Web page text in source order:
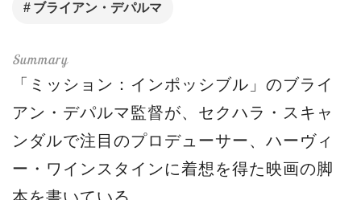
ブライアン・デパルマ
「ミッション：インポッシブル」のブライ
アン・デパルマ監督が、セクハラ・スキャ
ンダルで注目のプロデューサー、ハーヴィ
ー・ワインスタインに着想を得た映画の脚